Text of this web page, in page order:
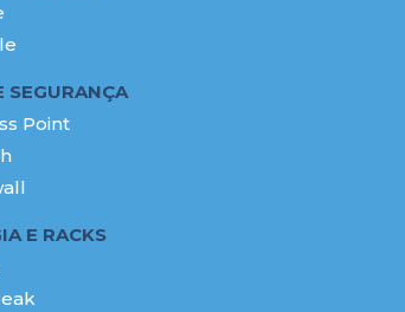
SEGURANÇA
Point
E RACKS